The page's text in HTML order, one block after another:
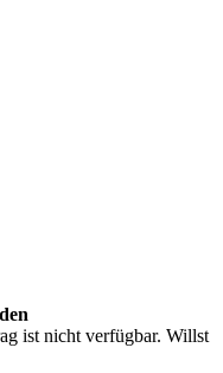
ist nicht verfügbar. Willst